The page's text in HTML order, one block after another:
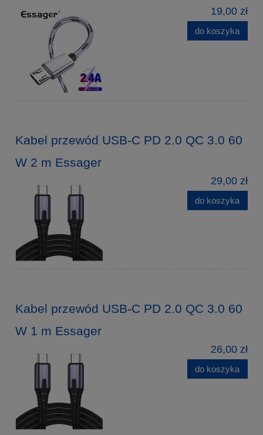
19,00 zł
do koszyka
Kabel przewód USB-C PD 2.0 QC 3.0 60
W 2 m Essager
29,00 zł
do koszyka
Kabel przewód USB-C PD 2.0 QC 3.0 60
W 1 m Essager
26,00 zł
do koszyka